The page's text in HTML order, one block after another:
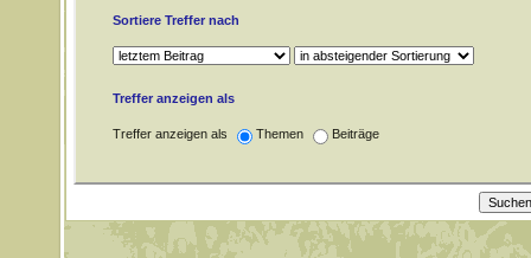
Sortiere Treffer nach
Treffer anzeigen als
Treffer anzeigen als Themen Beiträge